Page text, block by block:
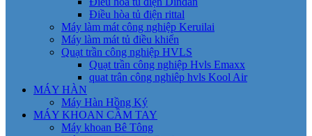
Điều hòa tủ điện rittal
Máy làm mát công nghiệp Keruilai
Máy làm mát tủ điều khiển
Quạt trần công nghiệp HVLS
Quạt trần công nghiệp Hvls Emaxx
quat trân công nghiêp hvls Kool Air
MÁY HÀN
Máy Hàn Hồng Ký
MÁY KHOAN CẦM TAY
Máy khoan Bê Tông